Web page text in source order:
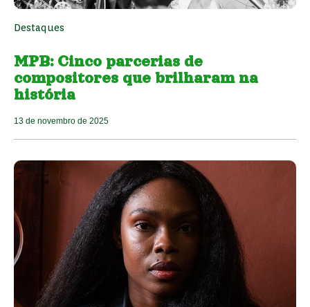
Destaques
MPB: Cinco parcerias de
compositores que brilharam na
história
13 de novembro de 2025